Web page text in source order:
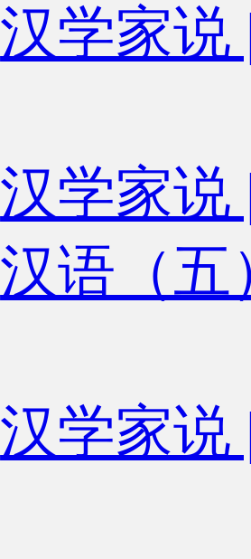
汉学家说
汉学家说
汉语（五
汉学家说